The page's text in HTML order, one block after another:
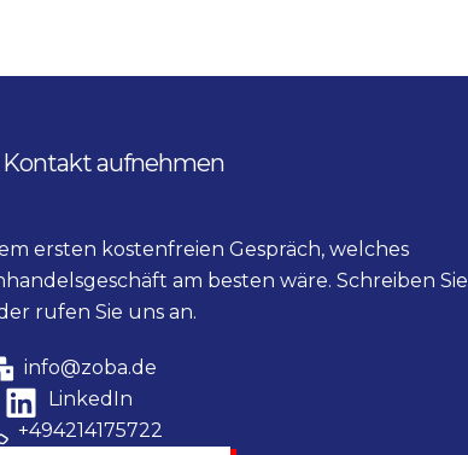
Kontakt aufnehmen
ersten kostenfreien Gespräch, welches
am besten wäre. Schreiben Sie
rufen Sie uns an.
info@zoba.de
LinkedIn
+494214175722